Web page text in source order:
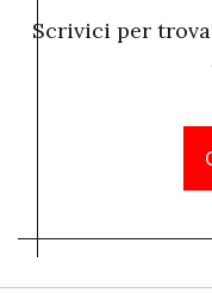
Scrivici per